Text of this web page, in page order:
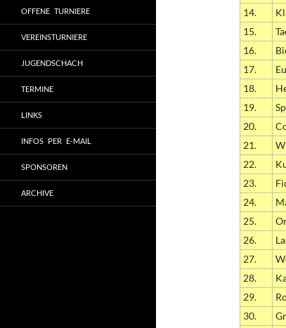
14.
15.
16.
17.
18.
19.
20.
21.
22.
23.
24.
25.
26.
27.
28.
29.
30.
OFFENE TURNIERE
VEREINSTURNIERE
JUGENDSCHACH
TERMINE
LINKS
INFOS PER E-MAIL
SPONSOREN
ARCHIVE